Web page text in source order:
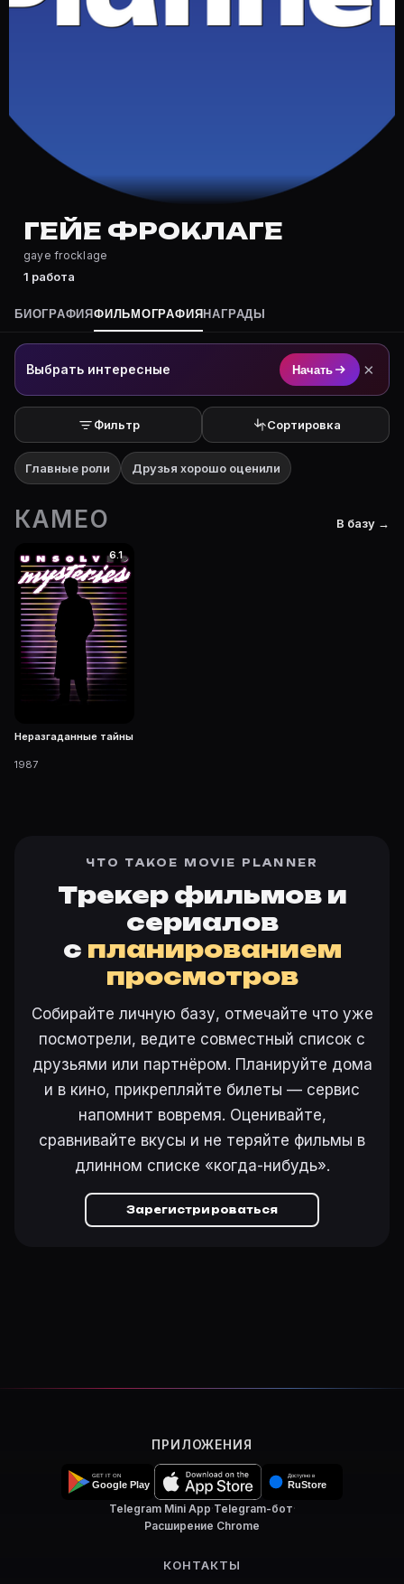
Где снимался Гейе Фроклаге?
Гейе Фроклаге — актёр. Биография и роли на
Где открыть фильмографию Гейе Фроклаге?
На Movie Planner: https://movie-planner.ru/s/
ГЕЙЕ ФРОКЛАГЕ
gaye frocklage
1 работа
БИОГРАФИЯФИЛЬМОГРАФИЯ НАГРАДЫ
Выбрать интересные Начать ×
Фильтр Сортировка
Главные роли Друзья хорошо оценили
КАМЕО В базу →
6.1
Неразгаданные тайны
1987
ЧТО ТАКОЕ MOVIE PLANNER
Трекер фильмов и
сериалов
с планированием
просмотров
Собирайте личную базу, отмечайте что уже
посмотрели, ведите совместный список с
друзьями или партнёром. Планируйте дома
и в кино, прикрепляйте билеты — сервис
напомнит вовремя. Оценивайте,
сравнивайте вкусы и не теряйте фильмы в
длинном списке «когда-нибудь».
Зарегистрироваться
ПРИЛОЖЕНИЯ
Telegram Mini App·Telegram-бот·
Расширение Chrome
КОНТАКТЫ